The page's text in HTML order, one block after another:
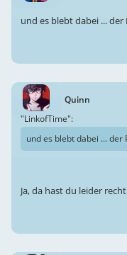
und es blebt dabei ... der
Quinn
"LinkofTime":
und es blebt dabei ... der
Ja, da hast du leider